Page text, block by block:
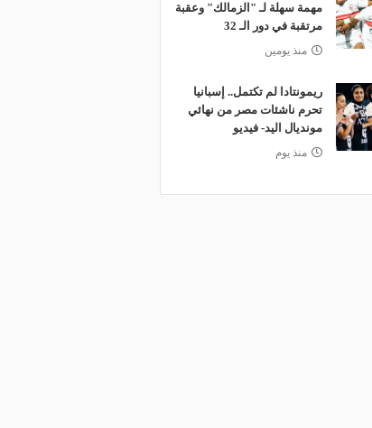
مهمة سهلة لـ "الزمالك" وعقبة
مرتقبة في دور الـ 32
منذ يومين
ريمونتادا لم تكتمل.. إسبانيا
تحرم ناشئات مصر من نهائي
مونديال اليد- فيديو
منذ يوم